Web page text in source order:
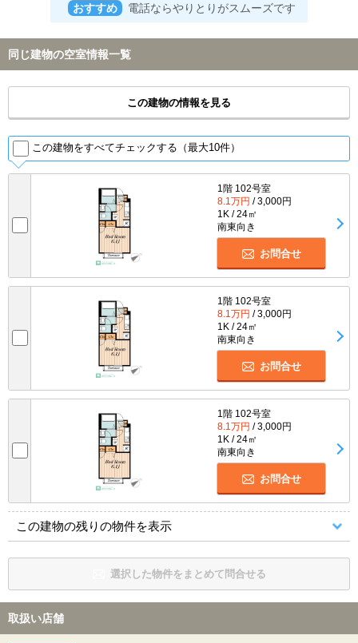
おすすめ 電話ならやりとりがスムーズです
同じ建物の空室情報一覧
この建物の情報を見る
この建物をすべてチェックする（最大10件）
1階 102号室
8.1万円 / 3,000円
1K / 24㎡
南東向き
お問合せ
1階 102号室
8.1万円 / 3,000円
1K / 24㎡
南東向き
お問合せ
1階 102号室
8.1万円 / 3,000円
1K / 24㎡
南東向き
お問合せ
この建物の残りの物件を表示
選択した物件をまとめて問合せる
取扱い店舗